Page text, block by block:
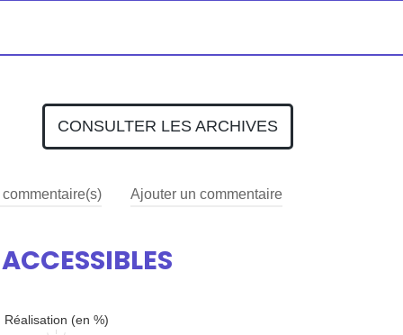
CONSULTER LES ARCHIVES
commentaire(s) Ajouter un commentaire
Réalisation (en %)